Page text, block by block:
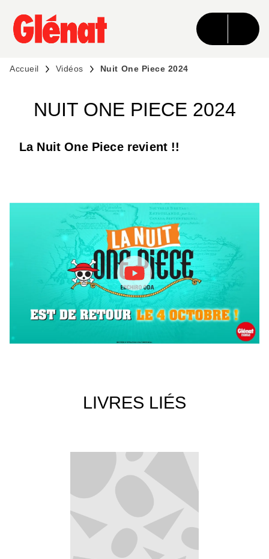
MENU RECHERCHE CONTENU
PIED DE PAGE
Accueil Vidéos Nuit One Piece 2024
NUIT ONE PIECE 2024
La Nuit One Piece revient !!
LIVRES LIÉS